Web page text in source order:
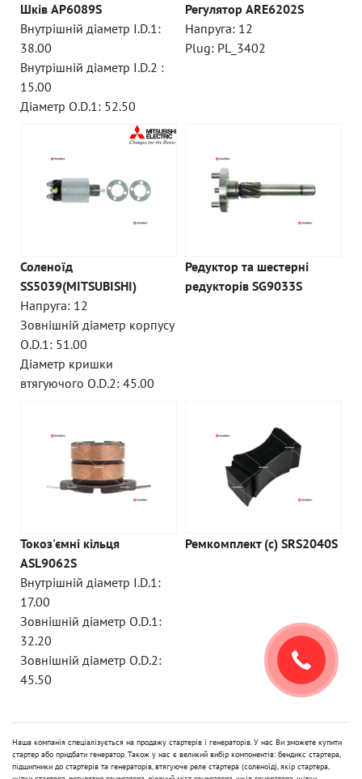
Шків AP6089S
Внутрішній діаметр I.D.1:
38.00
Внутрішній діаметр I.D.2 :
15.00
Діаметр O.D.1: 52.50
Регулятор ARE6202S
Напруга: 12
Plug: PL_3402
Соленоїд
SS5039(MITSUBISHI)
Напруга: 12
Зовнішній діаметр корпусу
O.D.1: 51.00
Діаметр кришки
втягуючого O.D.2: 45.00
Редуктор та шестерні
редукторів SG9033S
Токоз'ємні кільця
ASL9062S
Внутрішній діаметр I.D.1:
17.00
Зовнішній діаметр O.D.1:
32.20
Зовнішній діаметр O.D.2:
45.50
Ремкомплект (c) SRS2040S
Наша компанія спеціалізується на продажу стартерів і генераторів. У нас Ви зможете купити
стартер або придбати генератор. Також у нас є великий вибір компонентів: бендикс стартера,
підшипники до стартерів та генераторів, втягуюче реле стартера (соленоїд), якір стартера,